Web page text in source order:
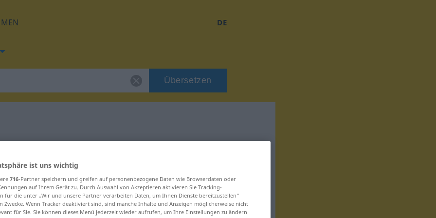
DE
Übersetzen
für "anzetteln"
ist uns wichtig
716-Partner speichern und greifen auf personenbezogene Daten wie Browserdaten oder
auf Ihrem Gerät zu. Durch Auswahl von Akzeptieren aktivieren Sie Tracking-
für die unter „Wir und unsere Partner verarbeiten Daten, um Ihnen Dienste bereitzustellen“
Zwecke. Wenn Tracker deaktiviert sind, sind manche Inhalte und Anzeigen möglicherweise nicht
für Sie. Sie können dieses Menü jederzeit wieder aufrufen, um Ihre Einstellungen zu ändern